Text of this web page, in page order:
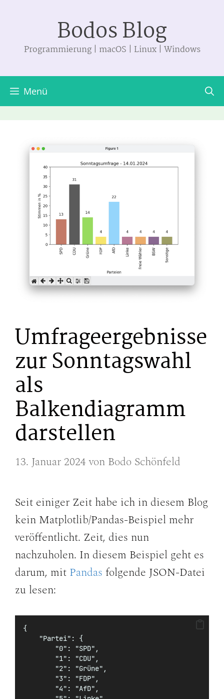
springen
Bodos Blog
Programmierung | macOS | Linux | Windows
Menü
Umfrageergebnisse
zur Sonntagswahl
als
Balkendiagramm
darstellen
13. Januar 2024 von Bodo Schönfeld
Seit einiger Zeit habe ich in diesem Blog
kein Matplotlib/Pandas-Beispiel mehr
veröffentlicht. Zeit, dies nun
nachzuholen. In diesem Beispiel geht es
darum, mit Pandas folgende JSON-Datei
zu lesen:
{
    "Partei": {
        "0": "SPD",
        "1": "CDU",
        "2": "Grüne",
        "3": "FDP",
        "4": "AfD",